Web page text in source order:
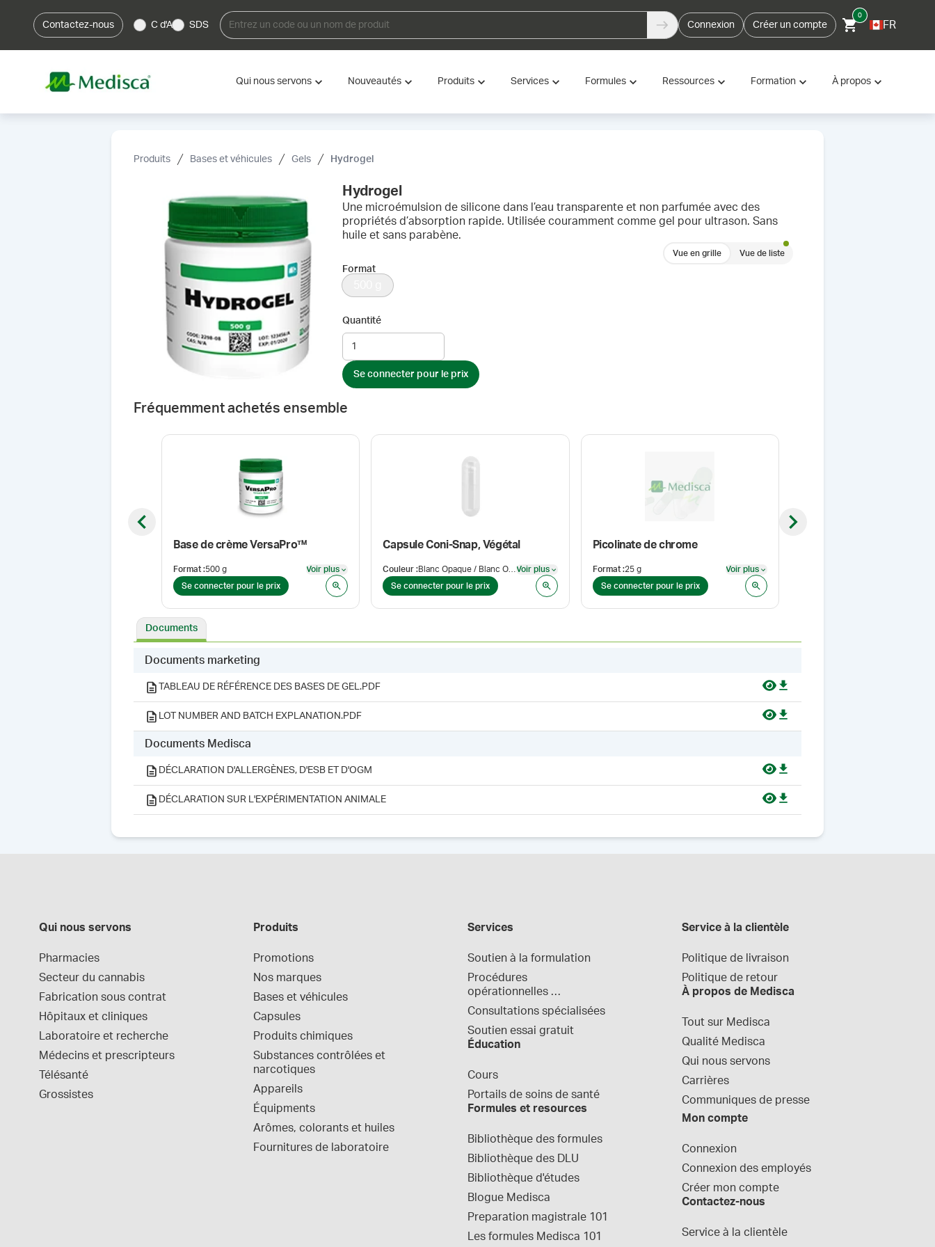
Contactez-nous C d'A SDS Connexion Créer un compte
0
FR
Qui nous servons Nouveautés Produits Services Formules Ressources Formation À propos
Produits Bases et véhicules Gels Hydrogel
Hydrogel
Une microémulsion de silicone dans l’eau transparente et non parfumée avec des
propriétés d’absorption rapide. Utilisée couramment comme gel pour ultrason. Sans
huile et sans parabène.
Vue en grille Vue de liste
Format
Quantité
Se connecter pour le prix
Fréquemment achetés ensemble
Base de crème VersaPro™
Format :500 g Voir plus
Se connecter pour le prix
Capsule Coni-Snap, Végétal
Couleur : Voir plus
Se connecter pour le prix
Picolinate de chrome
Format:25 g Voir plus
Se connecter pour le prix
Previous slide Next slide
Documents
Documents marketing
TABLEAU DE RÉFÉRENCE DES BASES DE GEL.PDF
LOT NUMBER AND BATCH EXPLANATION.PDF
Documents Medisca
DÉCLARATION D'ALLERGÈNES, D'ESB ET D'OGM
DÉCLARATION SUR L'EXPÉRIMENTATION ANIMALE
Qui nous servons
Pharmacies
Secteur du cannabis
Fabrication sous contrat
Hôpitaux et cliniques
Laboratoire et recherche
Médecins et prescripteurs
Télésanté
Grossistes
Produits
Promotions
Nos marques
Bases et véhicules
Capsules
Produits chimiques
Substances contrôlées et
narcotiques
Appareils
Équipments
Arômes, colorants et huiles
Fournitures de laboratoire
Services
Soutien à la formulation
Procédures
opérationnelles
normalisées
Consultations spécialisées
Soutien essai gratuit
Éducation
Cours
Portails de soins de santé
Formules et resources
Bibliothèque des formules
Bibliothèque des DLU
Bibliothèque d'études
Blogue Medisca
Preparation magistrale 101
Les formules Medisca 101
Service à la clientèle
Politique de livraison
Politique de retour
À propos de Medisca
Tout sur Medisca
Qualité Medisca
Qui nous servons
Carrières
Communiques de presse
Mon compte
Connexion
Connexion des employés
Créer mon compte
Contactez-nous
Service à la clientèle